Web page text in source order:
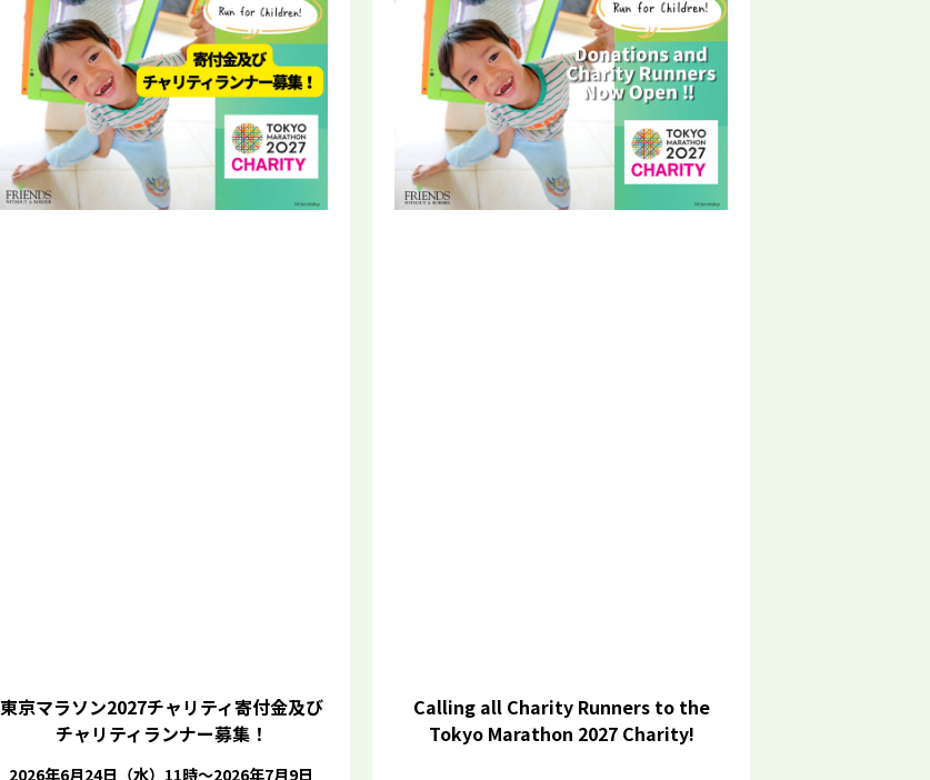
東京マラソン2027チャリティ寄付金及び
チャリティランナー募集！
2026年6月24日（水）11時～2026年7月9日
Calling all Charity Runners to the
Tokyo Marathon 2027 Charity!